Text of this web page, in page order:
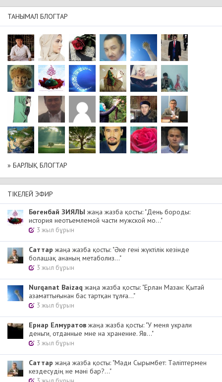
ТАНЫМАЛ БЛОГТАР
» БАРЛЫҚ БЛОГТАР
ТІКЕЛЕЙ ЭФИР
Бөгенбай ЗИЯЛЫ жаңа жазба қосты: "День бороды:
история неотъемлемой части мужской мо..."
3 жыл бұрын
Cаттар жаңа жазба қосты: "Әке гені жүктілік кезінде
болашақ ананың метаболиз..."
3 жыл бұрын
Nurqanat Baizaq жаңа жазба қосты: "Ерлан Мазан: Қытай
азаматтығынан бас тартқан тұлға..."
3 жыл бұрын
Ернар Елмуратов жаңа жазба қосты: "У меня украли
деньги, отданные мне на хранение. Яв..."
3 жыл бұрын
Cаттар жаңа жазба қосты: "Мәди Сырымбет: Тәліптермен
кездесудің не мәні бар?..."